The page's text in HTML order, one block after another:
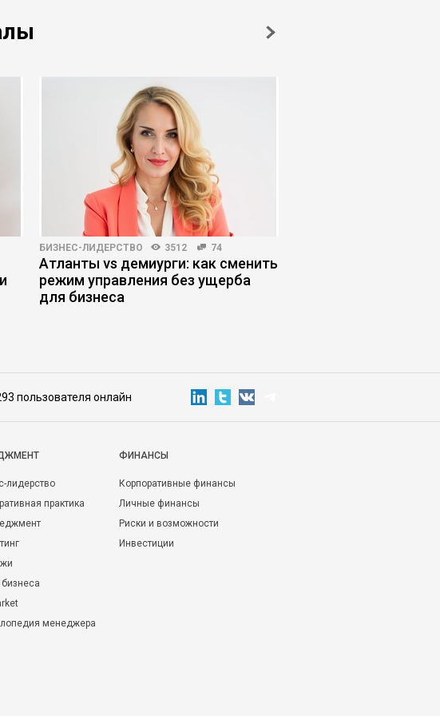
БИЗНЕС-ЛИДЕРСТВО 3512 74
Атланты vs демиурги: как сменить
режим управления без ущерба
для бизнеса
пользователя онлайн
лидерство
практика
бизнеса
менеджера
ФИНАНСЫ
Корпоративные финансы
Личные финансы
Риски и возможности
Инвестиции